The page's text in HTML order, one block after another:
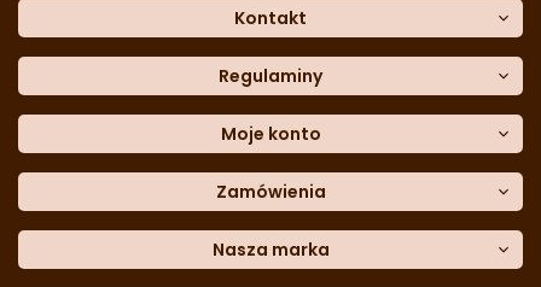
Kontakt
Dane kontaktowe
Często zadawane pytania
Sklep stacjonarny
Formularz kontaktowy
Blog
telefon:511 049 348
Regulaminy
Polityka prywatności
Polityka cookies
Polityka reklamacji
Polityka zwrotów
Dostępność cyfrowa
Moje konto
Moje dane
Historia zamówień
Lista ulubionych
Moje rabaty
Zamówienia
Metody płatności
Dane do przelewu
Nasza marka